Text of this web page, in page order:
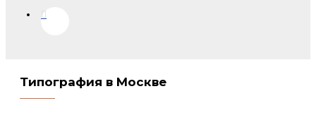
Типография в Москве